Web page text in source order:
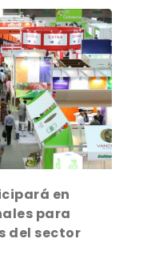
en
para
del sector